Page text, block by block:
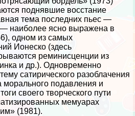
поднявшие восстание
тема последних пьес —
— наиболее ясно выражена в
одном из самых
Ионеско (здесь
реминисценции из
и др.). Одновременно
сатирического разоблачения
мopaльного подавления и
своего творческого пути
мемуарах
(1981).